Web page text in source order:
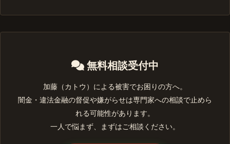
無料相談受付中
加藤（カトウ）による被害でお困りの方へ。
闇金・違法金融の督促や嫌がらせは専門家への相談で止めら
れる可能性があります。
一人で悩まず、まずはご相談ください。